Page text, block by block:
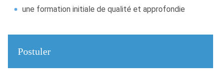
une formation initiale de qualité et approfondie
Postuler